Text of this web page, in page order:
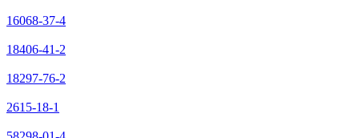
16068-37-4
18406-41-2
18297-76-2
2615-18-1